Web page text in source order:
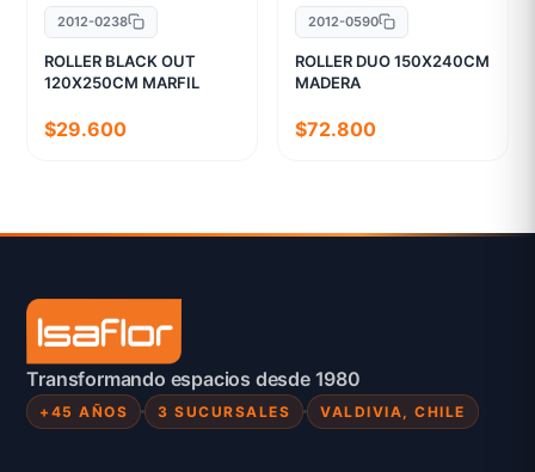
2012-0238
ROLLER BLACK OUT
120X250CM MARFIL
$29.600
2012-0590
ROLLER DUO 150X240CM
MADERA
$72.800
Transformando espacios desde 1980
+45 AÑOS 3 SUCURSALES VALDIVIA, CHILE